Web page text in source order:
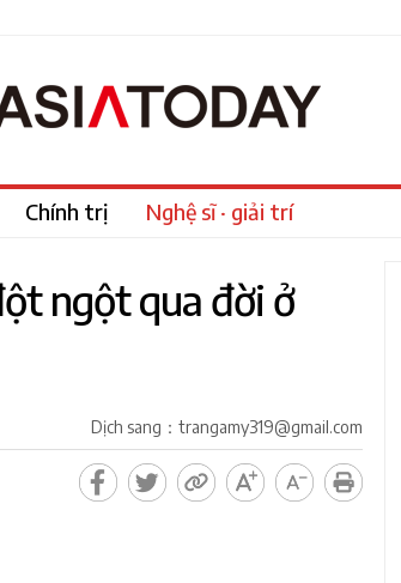
Chính trị Nghệ sĩ · giải trí
ngột qua đời ở
Dịch sang：trangamy319@gmail.com